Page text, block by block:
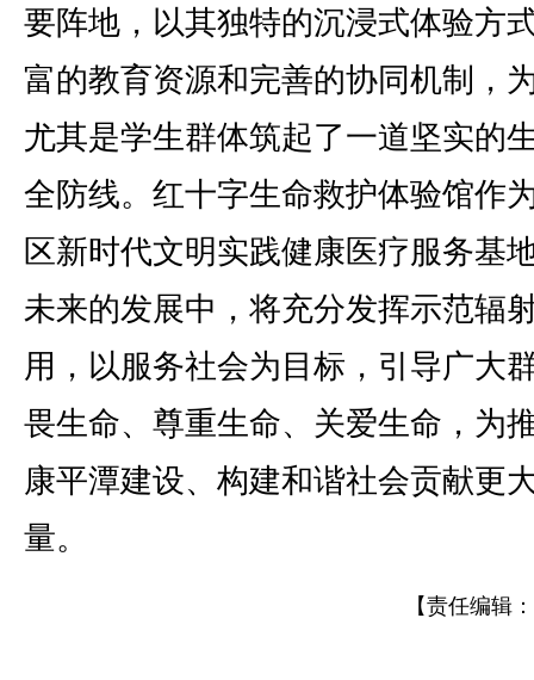
要阵地，以其独特的沉浸式体验方
富的教育资源和完善的协同机制，
尤其是学生群体筑起了一道坚实的
全防线。红十字生命救护体验馆作
区新时代文明实践健康医疗服务基
未来的发展中，将充分发挥示范辐
用，以服务社会为目标，引导广大
畏生命、尊重生命、关爱生命，为
康平潭建设、构建和谐社会贡献更
量。
【责任编辑：